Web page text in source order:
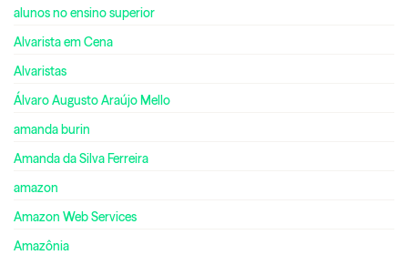
alunos no ensino superior
Alvarista em Cena
Alvaristas
Álvaro Augusto Araújo Mello
amanda burin
Amanda da Silva Ferreira
amazon
Amazon Web Services
Amazônia